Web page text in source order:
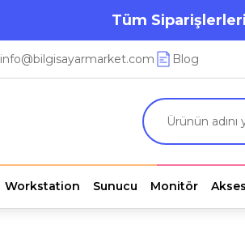
Tüm
info@bilgisayarmarket.com Blog
Workstation Sunucu Monitör